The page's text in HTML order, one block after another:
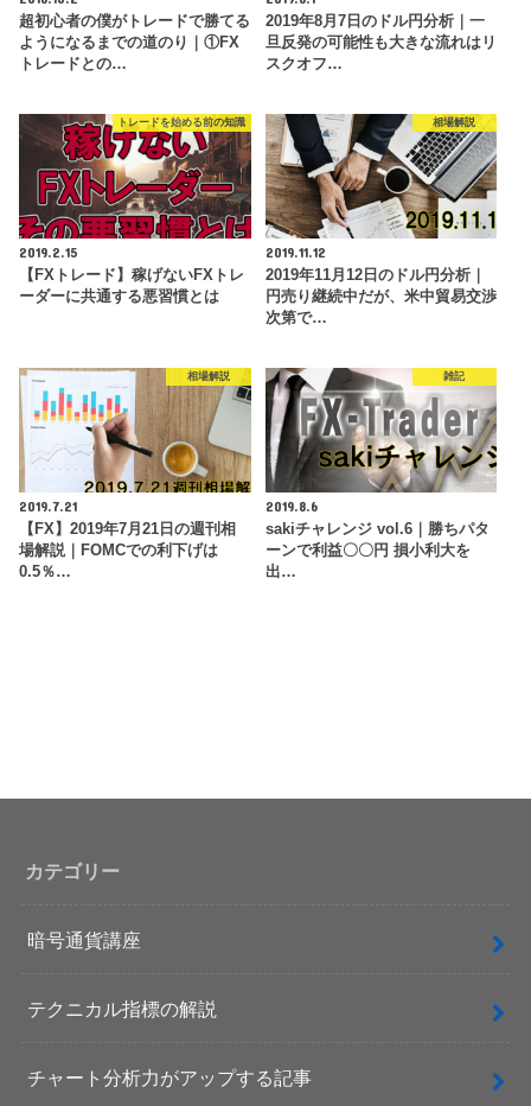
超初心者の僕がトレードで勝てる
ようになるまでの道のり｜①FX
トレードとの…
2019年8月7日のドル円分析｜一
旦反発の可能性も大きな流れはリ
スクオフ…
トレードを始める前の知識
2019.2.15
【FXトレード】稼げないFXトレ
ーダーに共通する悪習慣とは
相場解説
2019.11.12
2019年11月12日のドル円分析｜
円売り継続中だが、米中貿易交渉
次第で…
相場解説
2019.7.21
【FX】2019年7月21日の週刊相
場解説｜FOMCでの利下げは
0.5％…
雑記
2019.8.6
sakiチャレンジ vol.6｜勝ちパタ
ーンで利益〇〇円 損小利大を
出…
カテゴリー
暗号通貨講座
テクニカル指標の解説
チャート分析力がアップする記事